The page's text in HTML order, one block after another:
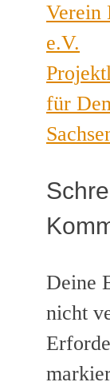
Verein
e.V.
für
Deine
nicht